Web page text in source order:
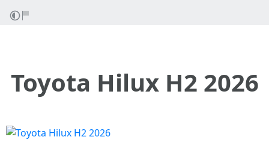
Toyota Hilux H2 2026